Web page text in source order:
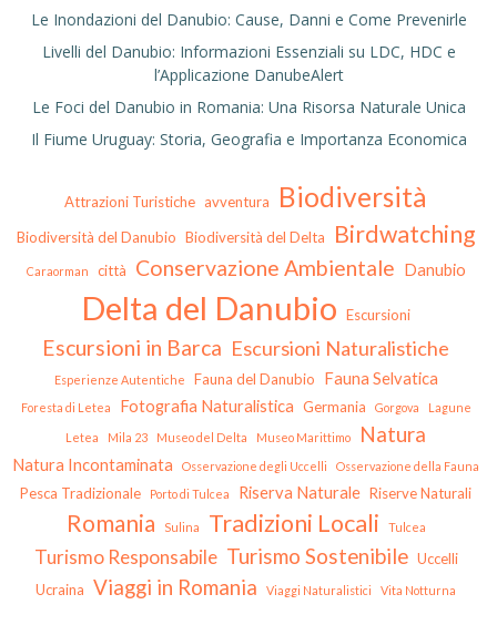
Le Inondazioni del Danubio: Cause, Danni e Come Prevenirle
Livelli del Danubio: Informazioni Essenziali su LDC, HDC e
l’Applicazione DanubeAlert
Le Foci del Danubio in Romania: Una Risorsa Naturale Unica
Il Fiume Uruguay: Storia, Geografia e Importanza Economica
Attrazioni Turistiche avventura Biodiversità
Biodiversità del Danubio Biodiversità del Delta Birdwatching
Caraorman città Conservazione Ambientale Danubio
Delta del Danubio Escursioni
Escursioni in Barca Escursioni Naturalistiche
Esperienze Autentiche Fauna del Danubio Fauna Selvatica
Foresta di Letea Fotografia Naturalistica Germania Gorgova Lagune
Letea Mila 23 Museo del Delta Museo Marittimo Natura
Natura Incontaminata Osservazione degli Uccelli Osservazione della Fauna
Pesca Tradizionale Porto di Tulcea Riserva Naturale Riserve Naturali
Romania Sulina Tradizioni Locali Tulcea
Turismo Responsabile Turismo Sostenibile Uccelli
Ucraina Viaggi in Romania Viaggi Naturalistici Vita Notturna